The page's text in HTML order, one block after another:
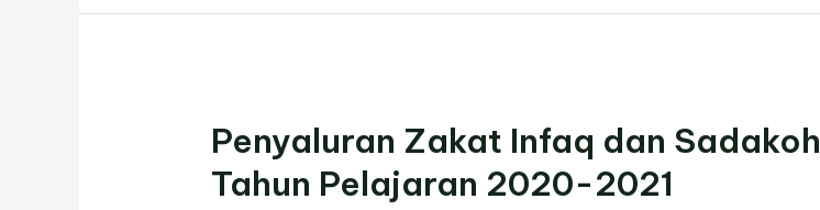
Penyaluran Zakat Infaq dan Sadakoh
Tahun Pelajaran 2020-2021
Penyaluran
Zakat
Infaq